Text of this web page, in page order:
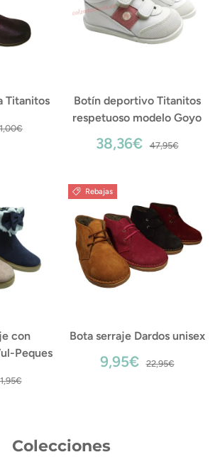
Titanitos
Botín deportivo Titanitos
respetuoso modelo Goyo
38,36€ 47,95€
con
Peques
Rebajas
Bota serraje Dardos unisex
9,95€ 22,95€
Colecciones